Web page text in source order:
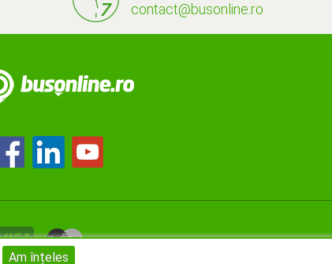
contact@busonline.ro